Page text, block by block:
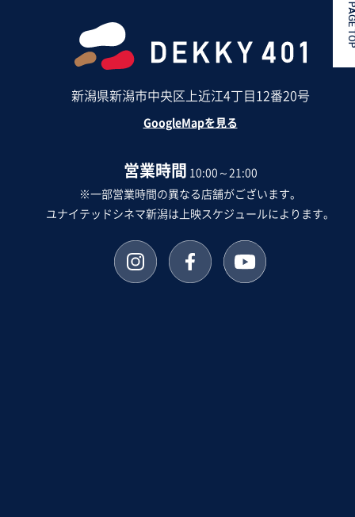
新潟県新潟市中央区上近江4丁目12番20号
GoogleMapを見る
営業時間 10:00～21:00
※一部営業時間の異なる店舗がございます。
ユナイテッドシネマ新潟は上映スケジュールによります。